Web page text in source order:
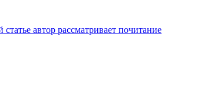
автор рассматривает почитание